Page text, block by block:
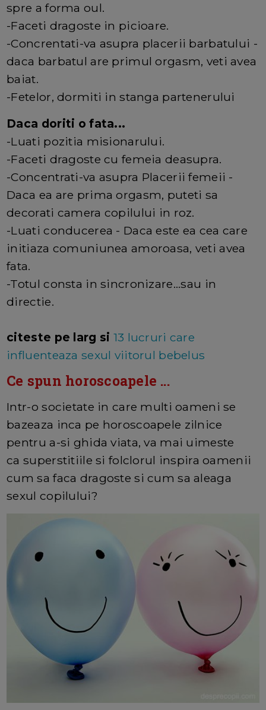
spre a forma oul.
-Faceti dragoste in picioare.
-Concrentati-va asupra placerii barbatului -
daca barbatul are primul orgasm, veti avea
baiat.
-Fetelor, dormiti in stanga partenerului
Daca doriti o fata...
-Luati pozitia misionarului.
-Faceti dragoste cu femeia deasupra.
-Concentrati-va asupra Placerii femeii -
Daca ea are prima orgasm, puteti sa
decorati camera copilului in roz.
-Luati conducerea - Daca este ea cea care
initiaza comuniunea amoroasa, veti avea
fata.
-Totul consta in sincronizare...sau in
directie.
citeste pe larg si 13 lucruri care
influenteaza sexul viitorul bebelus
Ce spun horoscoapele ...
Intr-o societate in care multi oameni se
bazeaza inca pe horoscoapele zilnice
pentru a-si ghida viata, va mai uimeste
ca superstitiile si folclorul inspira oamenii
cum sa faca dragoste si cum sa aleaga
sexul copilului?